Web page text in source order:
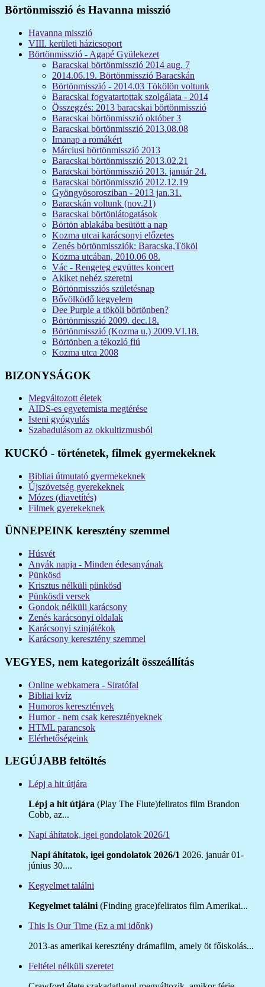
Börtönmisszió és Havanna misszió
Havanna misszió
VIII. kerületi házicsoport
Börtönmisszió - Agapé Gyülekezet
Baracskai börtönmisszió 2014 aug. 7
2014.06.19. Börtönmisszió Baracskán
Börtönmisszió - 2014.03 Tökölön voltunk
Baracskai fogvatartottak szolgálata - 2014
Összegzés: 2013 baracskai börtönmisszió
Baracskai börtönmisszió október 3
Baracskai börtönmisszió 2013.08.08
Imanap a romákért
Márciusi börtönmisszió 2013
Baracskai börtönmisszió 2013.02.21
Baracskai börtönmisszió 2013. január 24.
Baracskai börtönmisszió 2012.12.19
Gyöngyösorosziban - 2013 jan.31.
Baracskán voltunk (nov.21)
Baracskai börtönlátogatások
Börtön ablakába besütött a nap
Kozma utcai karácsonyi előzetes
Zenés börtönmissziók: Baracska,Tököl
Kozma utcában, 2010.06 08.
Vác - Rengeteg együttes koncert
Akiket nehéz szeretni
Börtönmissziós születésnap
Bővölködő kegyelem
Dee Purple a tököli börtönben?
Börtönmisszió 2009. dec.18.
Börtönmisszió (Kozma u.) 2009.VI.18.
Börtönben a tékozló fiú
Kozma utca 2008
BIZONYSÁGOK
Megváltozott életek
AIDS-es egyetemista megtérése
Isteni gyógyulás
Szabadulásom az okkultizmusból
KUCKÓ - történetek, filmek gyermekeknek
Bibliai útmutató gyermekeknek
Újszövetség gyerekeknek
Mózes (diavetítés)
Filmek gyerekeknek
ÜNNEPEINK keresztény szemmel
Húsvét
Anyák napja - Minden édesanyának
Pünkösd
Krisztus nélküli pünkösd
Pünkösdi versek
Gondok nélküli karácsony
Zenés karácsonyi oldalak
Karácsonyi szinjátékok
Karácsony keresztény szemmel
VEGYES, nem kategorizált összeállítás
Online webkamera - Siratófal
Bibliai kvíz
Humoros keresztények
Humor - nem csak keresztényeknek
HTML parancsok
Elérhetőségeink
LEGÚJABB feltöltés
Lépj a hit útjára
Lépj a hit útjára (Play The Flute)feliratos film Brandon
Cobb, az...
Napi áhítatok, igei gondolatok 2026/1
Napi áhítatok, igei gondolatok 2026/1 2026. január 01-
június 30....
Kegyelmet találni
Kegyelmet találni (Finding grace)feliratos film Amerikai...
This Is Our Time (Ez a mi időnk)
2013-as amerikai keresztény drámafilm, amely öt főiskolás...
Feltétel nélküli szeretet